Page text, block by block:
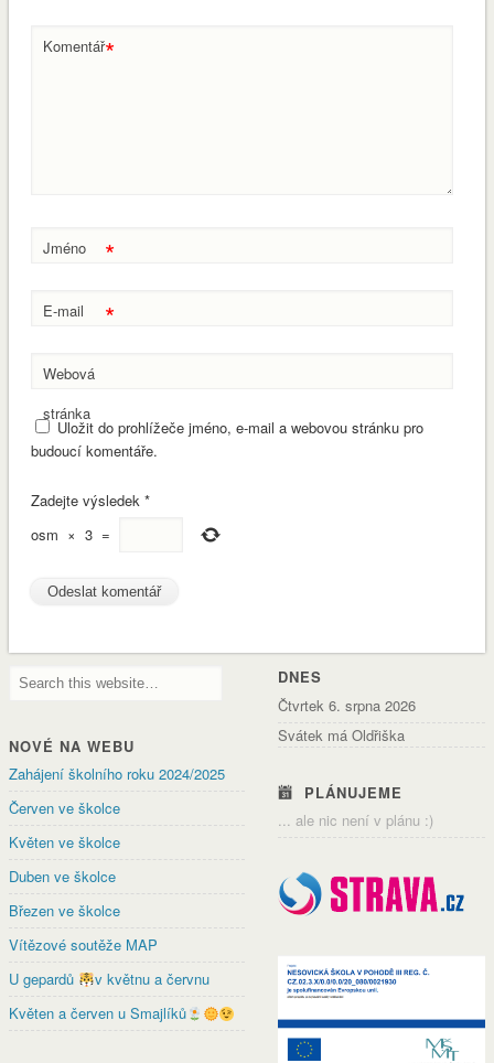
Komentář*
Jméno *
E-mail *
Webová
stránka
Uložit do prohlížeče jméno, e-mail a webovou stránku pro
budoucí komentáře.
Zadejte výsledek *
osm × 3 =
NOVÉ NA WEBU
Zahájení školního roku 2024/2025
Červen ve školce
Květen ve školce
Duben ve školce
Březen ve školce
Vítězové soutěže MAP
U gepardů
v květnu a červnu
Květen a červen u Smajlíků
DNES
Čtvrtek 6. srpna 2026
Svátek má Oldřiška
PLÁNUJEME
... ale nic není v plánu :)